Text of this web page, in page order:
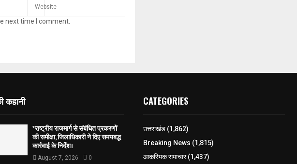
next time I comment.
कहानी
*राष्ट्रीय राजमार्ग से संबंधित प्रकरणों
की समीक्षा, जिलाधिकारी ने दिए समयबद्ध
कार्रवाई के निर्देश।
August 7, 2026 0
CATEGORIES
उत्तराखंड(1,862)
Breaking News (1,815)
आकस्मिक समाचार(1,437)